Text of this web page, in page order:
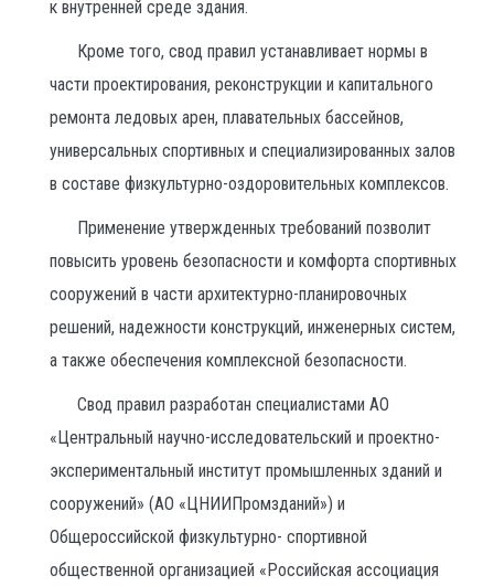
к внутренней среде здания.
Кроме того, свод правил устанавливает нормы в
части проектирования, реконструкции и капитального
ремонта ледовых арен, плавательных бассейнов,
универсальных спортивных и специализированных залов
в составе физкультурно-оздоровительных комплексов.
Применение утвержденных требований позволит
повысить уровень безопасности и комфорта спортивных
сооружений в части архитектурно-планировочных
решений, надежности конструкций, инженерных систем,
а также обеспечения комплексной безопасности.
Свод правил разработан специалистами АО
«Центральный научно-исследовательский и проектно-
экспериментальный институт промышленных зданий и
сооружений» (АО «ЦНИИПромзданий») и
Общероссийской физкультурно- спортивной
общественной организацией «Российская ассоциация